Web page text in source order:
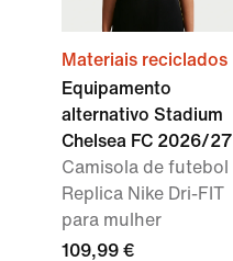
Materiais reciclados
Equipamento
alternativo Stadium
Chelsea FC 2026/27
Camisola de futebol
Replica Nike Dri-FIT
para mulher
109,99 €